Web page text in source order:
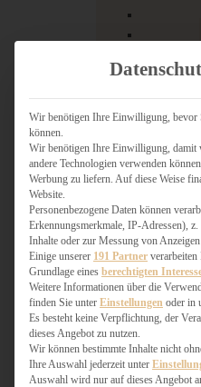
MY
Wir benötigen Ihre Einwilligung, bevor
können.
Wir benötigen Ihre Einwilligung, damit
andere Technologien verwenden
Werbung zu liefern. Auf diese Weise
Website.
Personenbezogene Daten können
Erkennungsmerkmale, IP-Adressen),
Inhalte oder zur Messung von
Einige unserer 191 Partner
Grundlage eines berechtigten
Weitere Informationen über die
finden Sie unter Einstellungen oder in
Es besteht keine Verpflichtung, der
dieses Angebot zu nutzen.
Wir können bestimmte Inhalte nicht
Ihre Auswahl jederzeit unter
Auswahl wird nur auf dieses Angebot